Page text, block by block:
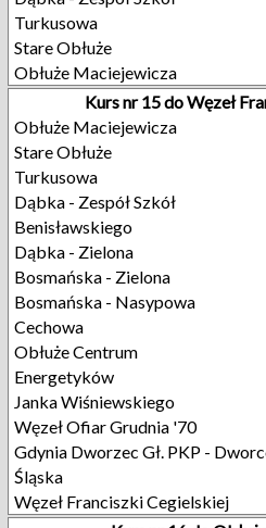
Turkusowa
Stare Obłuże
Obłuże Maciejewicza
Kurs nr 15 do Węzeł
Obłuże Maciejewicza
Stare Obłuże
Turkusowa
Dąbka - Zespół Szkół
Benisławskiego
Dąbka - Zielona
Bosmańska - Zielona
Bosmańska - Nasypowa
Cechowa
Obłuże Centrum
Energetyków
Janka Wiśniewskiego
Węzeł Ofiar Grudnia '70
Gdynia Dworzec Gł. PKP -
Śląska
Węzeł Franciszki Cegielskiej